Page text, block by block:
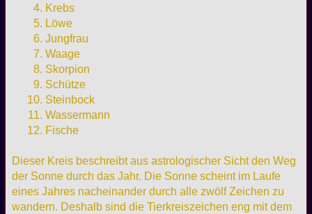
Krebs
Löwe
Jungfrau
Waage
Skorpion
Schütze
Steinbock
Wassermann
Fische
Dieser Kreis beschreibt aus astrologischer Sicht den Weg
der Sonne durch das Jahr. Die Sonne scheint im Laufe
eines Jahres nacheinander durch alle zwölf Zeichen zu
wandern. Deshalb sind die Tierkreiszeichen eng mit dem